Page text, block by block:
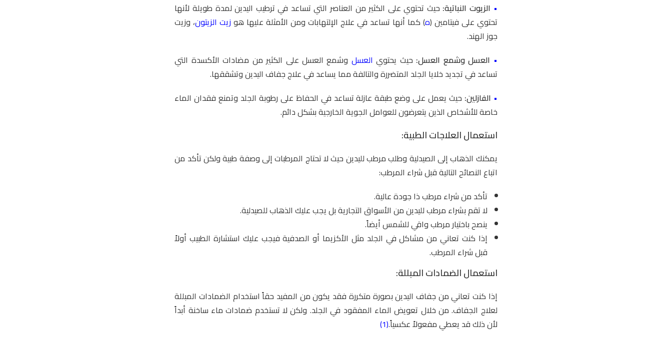
• الزيوت النباتية: حيث تحتوي على الكثير من العناصر التي تساعد في ترطيب اليدين لمدة طويلة لأنها
تحتوي على فيتامين (ه) كما أنها تساعد في علاج الإلتهابات ومن الأمثلة عليها هو زيت الزيتون، وزيت
جوز الهند.
• العسل وشمع العسل: حيث يحتوي العسل وشمع العسل على الكثير من مضادات الأكسدة التي
تساعد في تجديد خلايا الجلد المتضررة والتالفة مما يساعد في علاج جفاف اليدين وتشققها.
• الفازلين: حيث يعمل على وضع طبقة عازلة تساعد في الحفاظ على رطوبة الجلد وتمنع فقدان الماء
خاصة للأشخاص الذين يتعرضون للعوامل الجوية الخارجية بشكل دائم.
استعمال العلاجات الطبية:
يمكنك الذهاب إلى الصيدلية وطلب مرطب لليدين حيث لا تحتاج المرطبات إلى وصفة طبية ولكن تأكد من
اتباع النصائح التالية قبل شراء المرطب:
تأكد من شراء مرطب ذا جودة عالية.
لا تقم بشراء مرطب لليدين من الأسواق التجارية بل يجب عليك الذهاب للصيدلية.
ينصح باختيار مرطب واقي للشمس أيضاً.
إذا كنت تعاني من مشاكل في الجلد مثل الأكزيما أو الصدفية فيجب عليك استشارة الطبيب أولاً
قبل شراء المرطب.
استعمال الضمادات المبللة:
إذا كنت تعاني من جفاف اليدين بصورة متكررة فقد يكون من المفيد حقاً استخدام الضمادات المبللة
لعلاج الجفاف. من خلال تعويض الماء المفقود في الجلد. ولكن لا تستخدم ضمادات ماء ساخنة أبداً
لأن ذلك قد يعطي مفعولاً عكسياً.(1)